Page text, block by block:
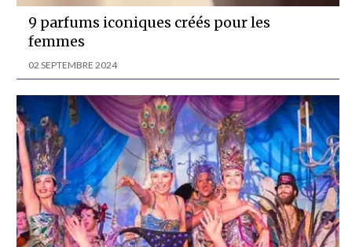
9 parfums iconiques créés pour les
femmes
02 SEPTEMBRE 2024